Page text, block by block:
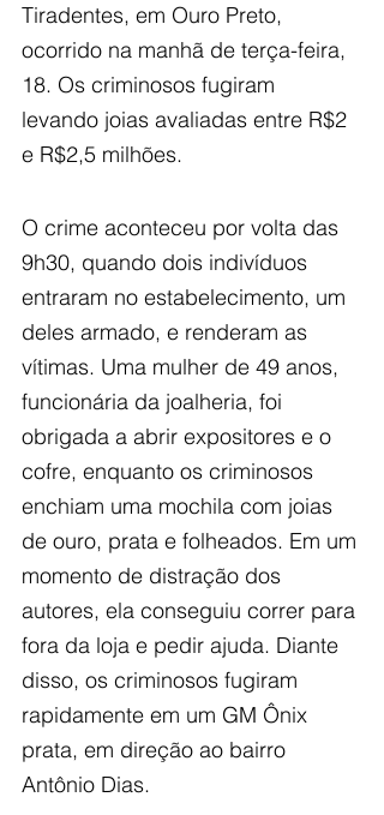
Tiradentes, em Ouro Preto,
ocorrido na manhã de terça-feira,
18. Os criminosos fugiram
levando joias avaliadas entre R$2
e R$2,5 milhões.
O crime aconteceu por volta das
9h30, quando dois indivíduos
entraram no estabelecimento, um
deles armado, e renderam as
vítimas. Uma mulher de 49 anos,
funcionária da joalheria, foi
obrigada a abrir expositores e o
cofre, enquanto os criminosos
enchiam uma mochila com joias
de ouro, prata e folheados. Em um
momento de distração dos
autores, ela conseguiu correr para
fora da loja e pedir ajuda. Diante
disso, os criminosos fugiram
rapidamente em um GM Ônix
prata, em direção ao bairro
Antônio Dias.